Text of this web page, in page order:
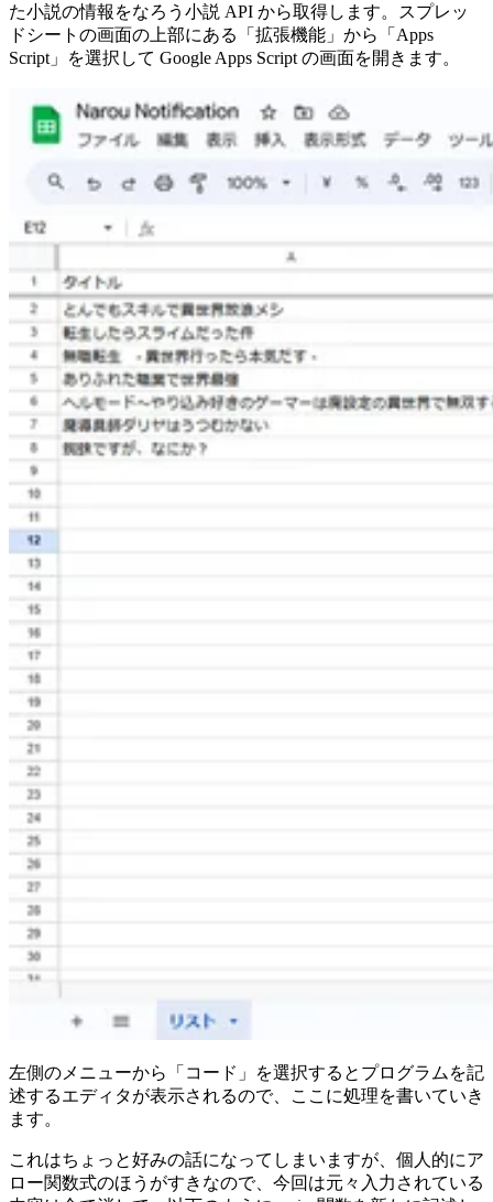
た小説の情報をなろう小説 API から取得します。スプレッ
ドシートの画面の上部にある「拡張機能」から「Apps
Script」を選択して Google Apps Script の画面を開きます。
左側のメニューから「コード」を選択するとプログラムを記
述するエディタが表示されるので、ここに処理を書いていき
ます。
これはちょっと好みの話になってしまいますが、個人的にア
ロー関数式のほうがすきなので、今回は元々入力されている